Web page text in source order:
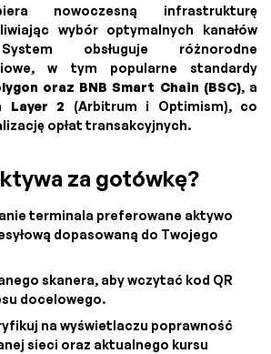
nowoczesną infrastrukturę
wybór optymalnych kanałów
System obsługuje różnorodne
w tym popularne standardy
oraz BNB Smart Chain (BSC), a
Layer 2 (Arbitrum i Optimism), co
opłat transakcyjnych.
za gotówkę?
terminala preferowane aktywo
dopasowaną do Twojego
skanera, aby wczytać kod QR
docelowego.
na wyświetlaczu poprawność
sieci oraz aktualnego kursu